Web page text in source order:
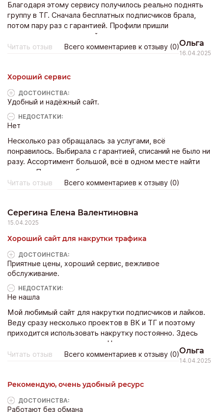
Благодаря этому сервису получилось реально поднять
группу в ТГ. Сначала бесплатных подписчиков брала,
потом пару раз с гарантией. Профили пришли
качественные, нареканий нет.
Читать отзыв Всего комментариев к отзыву (0)Ольга
16.04.2025
Хороший сервис
ДОСТОИНCТВА:
Удобный и надёжный сайт.
НЕДОСТАТКИ:
Нет
Несколько раз обращалась за услугами, всё
понравилось. Выбирала с гарантией, списаний не было ни
разу. Ассортимент большой, всё в одном месте найти
можно. Плюс есть бесплатное тестирование.
Читать отзыв Всего комментариев к отзыву (0)
Серегина Елена Валентиновна
15.04.2025
Хороший сайт для накрутки трафика
ДОСТОИНCТВА:
Приятные цены, хороший сервис, вежливое
обслуживание.
НЕДОСТАТКИ:
Не нашла
Мой любимый сайт для накрутки подписчиков и лайков.
Веду сразу несколько проектов в ВК и ТГ и поэтому
приходится использовать накрутку постоянно. Здесь
закупаюсь довольно часто. Накручивают аккуратно и
честно. Всем довольна.
Читать отзыв Всего комментариев к отзыву (0)Ольга
14.04.2025
Рекомендую, очень удобный ресурс
ДОСТОИНCТВА:
Работают без обмана